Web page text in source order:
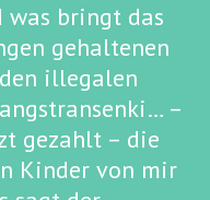
was bringt das
gehaltenen
illegalen
–
gezahlt – die
Kinder von mir